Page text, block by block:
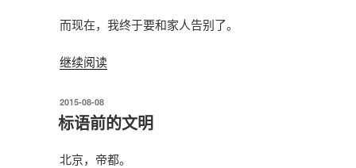
而现在，我终于要和家人告别了。
继续阅读“别
爷”
发
布
于
2015-08-08
标语前的文明
北京，帝都。